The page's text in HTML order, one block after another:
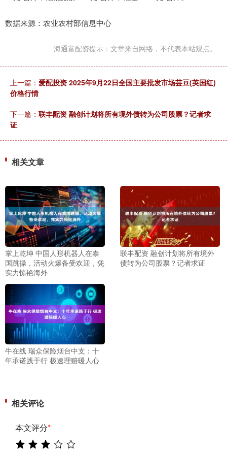
数据来源：农业农村部信息中心
海通富配资提示：文章来自网络，不代表本站观点。
上一篇： 爱配投资 2025年9月22日全国主要批发市场芸豆(英国红)
价格行情
下一篇： 联丰配资 融创计划将所有境外债转为公司股票？记者求
证
相关文章
掌上乾坤 中国人形机器人在泰
国跳操，活动火爆备受欢迎，凭
实力惊艳海外
联丰配资 融创计划将所有境外
债转为公司股票？记者求证
牛在线 瑞众保险烟台中支：十
年承诺践于行 极速理赔暖人心
相关评论
本文评分*